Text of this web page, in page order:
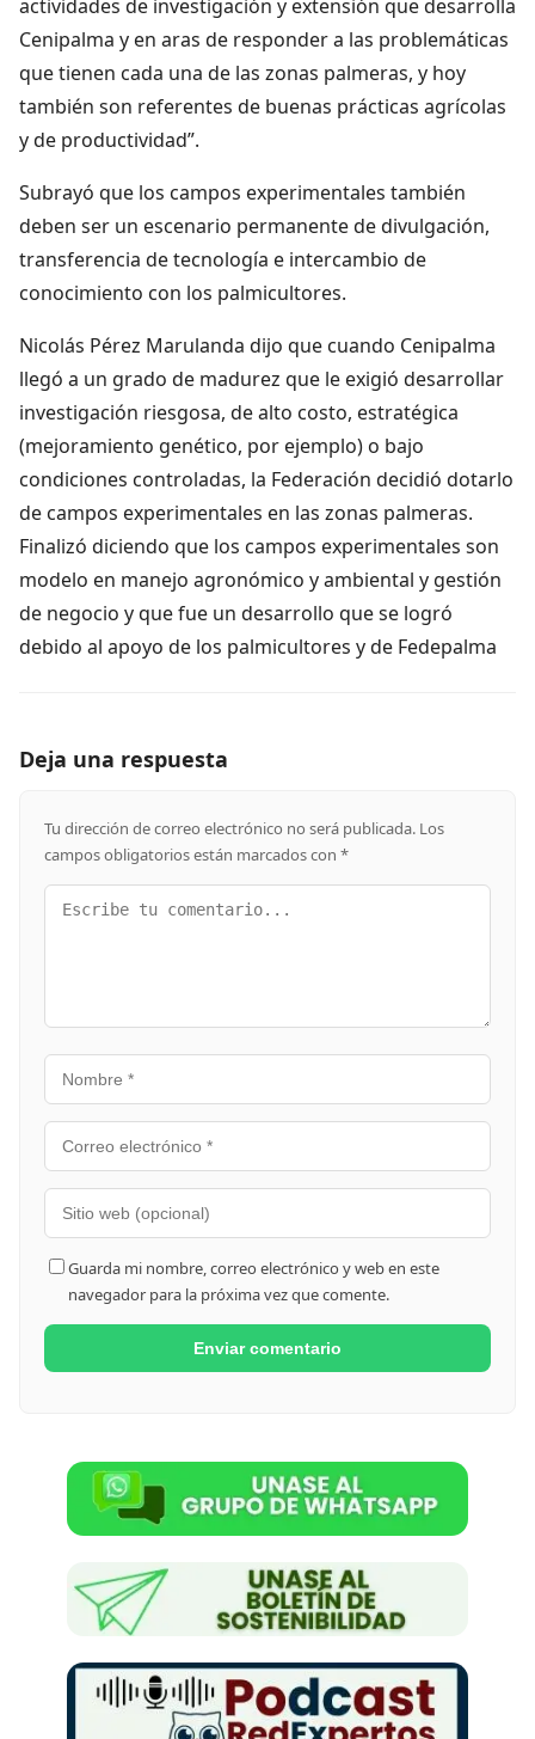
actividades de investigación y extensión que desarrolla
Cenipalma y en aras de responder a las problemáticas
que tienen cada una de las zonas palmeras, y hoy
también son referentes de buenas prácticas agrícolas
y de productividad”.
Subrayó que los campos experimentales también
deben ser un escenario permanente de divulgación,
transferencia de tecnología e intercambio de
conocimiento con los palmicultores.
Nicolás Pérez Marulanda dijo que cuando Cenipalma
llegó a un grado de madurez que le exigió desarrollar
investigación riesgosa, de alto costo, estratégica
(mejoramiento genético, por ejemplo) o bajo
condiciones controladas, la Federación decidió dotarlo
de campos experimentales en las zonas palmeras.
Finalizó diciendo que los campos experimentales son
modelo en manejo agronómico y ambiental y gestión
de negocio y que fue un desarrollo que se logró
debido al apoyo de los palmicultores y de Fedepalma
Deja una respuesta
Tu dirección de correo electrónico no será publicada. Los
campos obligatorios están marcados con *
Guarda mi nombre, correo electrónico y web en este
navegador para la próxima vez que comente.